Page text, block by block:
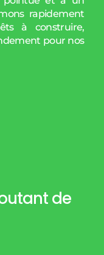
rapidement
à construire,
pour nos
de